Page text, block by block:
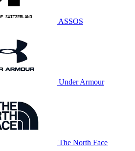
ASSOS
Under Armour
The North Face